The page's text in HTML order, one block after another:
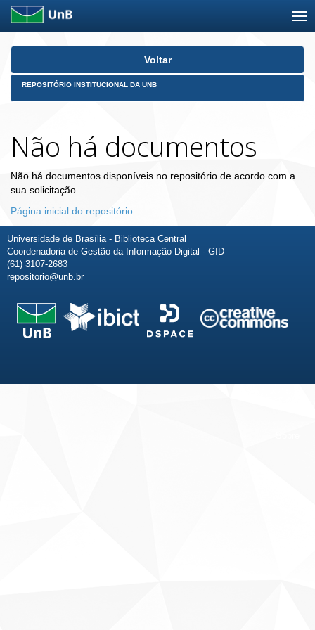
Skip
Voltar
REPOSITÓRIO INSTITUCIONAL DA UNB
Não há documentos
Não há documentos disponíveis no repositório de acordo com a
sua solicitação.
Página inicial do repositório
Universidade de Brasília - Biblioteca Central
Coordenadoria de Gestão da Informação Digital - GID
(61) 3107-2683
repositorio@unb.br